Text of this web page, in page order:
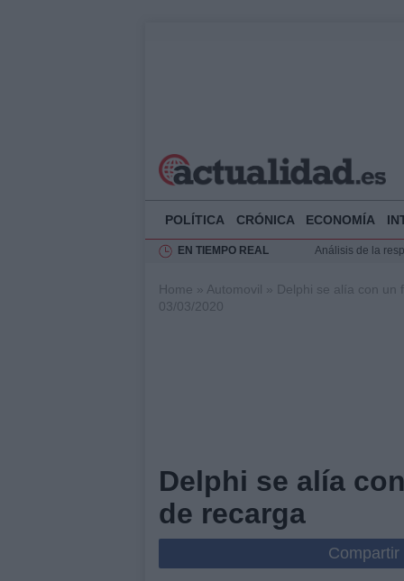
POLÍTICA CRÓNICA ECONOMÍA
EN TIEMPO REAL
Análisis de la
Felipe VI recibe
Home » Automovil » Delphi se alía con un
03/03/2020
Delphi se alía
de recarga